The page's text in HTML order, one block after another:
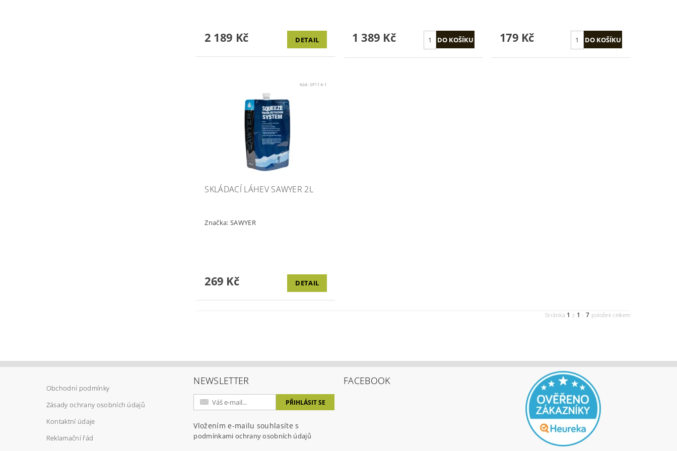
2 189 Kč DETAIL 1 389 Kč 179 Kč
Kód:SP114-1
SKLÁDACÍ LÁHEV SAWYER 2L
Značka: SAWYER
269 Kč DETAIL
Stránka 1 z 1 -7 položek celkem
Obchodní podmínky
Zásady ochrany osobních údajů
Kontaktní údaje
Reklamační řád
NEWSLETTER
Vložením e-mailu souhlasíte s
podmínkami ochrany osobních údajů
FACEBOOK